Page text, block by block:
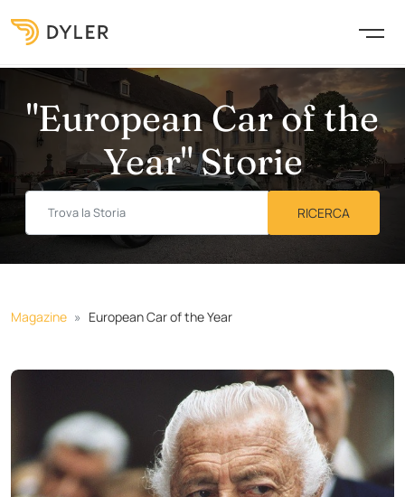
"European Car of the
Year" Storie
Magazine European Car of the Year